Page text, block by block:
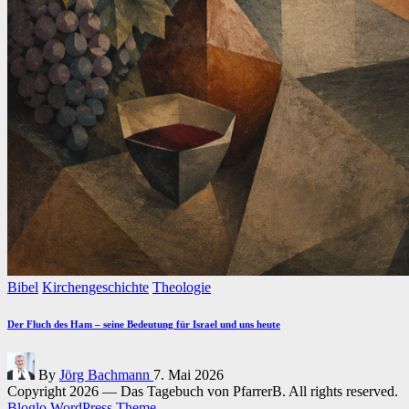
Posted
Bibel Kirchengeschichte Theologie
Der Fluch des Ham – seine Bedeutung für Israel und uns heute
Posted
by
By Jörg Bachmann 7. Mai 2026
Copyright 2026 — Das Tagebuch von PfarrerB. All rights reserved.